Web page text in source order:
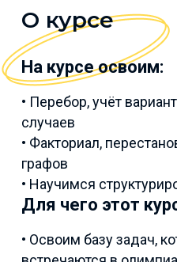
О курсе
На курсе освоим:
• Перебор, учёт
случаев
• Факториал,
графов
• Научимся
Для чего этот
• Освоим базу задач,